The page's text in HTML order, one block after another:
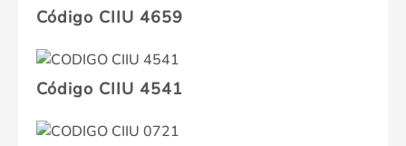
Código CIIU 4659
Código CIIU 4541